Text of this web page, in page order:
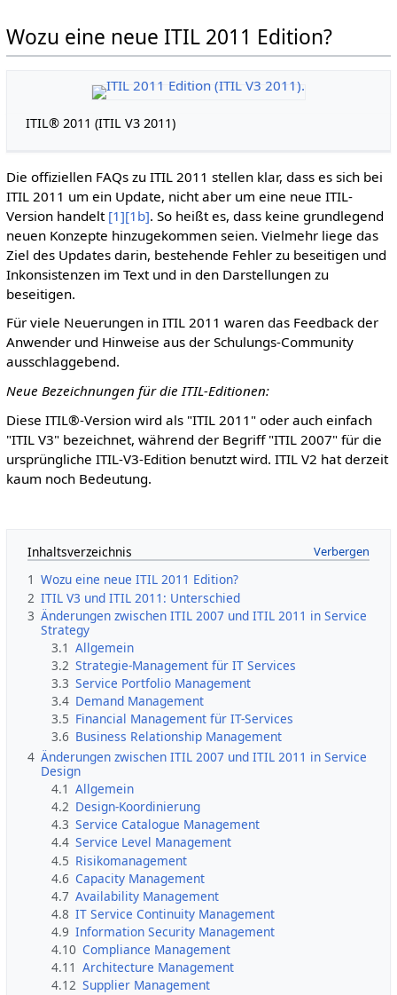
Wozu eine neue ITIL 2011 Edition?
ITIL® 2011 (ITIL V3 2011)
Die offiziellen FAQs zu ITIL 2011 stellen klar, dass es sich bei
ITIL 2011 um ein Update, nicht aber um eine neue ITIL-
Version handelt [1][1b]. So heißt es, dass keine grundlegend
neuen Konzepte hinzugekommen seien. Vielmehr liege das
Ziel des Updates darin, bestehende Fehler zu beseitigen und
Inkonsistenzen im Text und in den Darstellungen zu
beseitigen.
Für viele Neuerungen in ITIL 2011 waren das Feedback der
Anwender und Hinweise aus der Schulungs-Community
ausschlaggebend.
Neue Bezeichnungen für die ITIL-Editionen:
Diese ITIL®-Version wird als "ITIL 2011" oder auch einfach
"ITIL V3" bezeichnet, während der Begriff "ITIL 2007" für die
ursprüngliche ITIL-V3-Edition benutzt wird. ITIL V2 hat derzeit
kaum noch Bedeutung.
Inhaltsverzeichnis
1 Wozu eine neue ITIL 2011 Edition?
2 ITIL V3 und ITIL 2011: Unterschied
3 Änderungen zwischen ITIL 2007 und ITIL 2011 in Service
Strategy
3.1 Allgemein
3.2 Strategie-Management für IT Services
3.3 Service Portfolio Management
3.4 Demand Management
3.5 Financial Management für IT-Services
3.6 Business Relationship Management
4 Änderungen zwischen ITIL 2007 und ITIL 2011 in Service
Design
4.1 Allgemein
4.2 Design-Koordinierung
4.3 Service Catalogue Management
4.4 Service Level Management
4.5 Risikomanagement
4.6 Capacity Management
4.7 Availability Management
4.8 IT Service Continuity Management
4.9 Information Security Management
4.10 Compliance Management
4.11 Architecture Management
4.12 Supplier Management